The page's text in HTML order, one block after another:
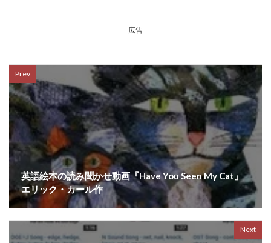
広告
Prev
英語絵本の読み聞かせ動画『Have You Seen My Cat』
エリック・カール作
Next